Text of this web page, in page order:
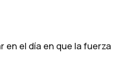
en el día en que la fuerza